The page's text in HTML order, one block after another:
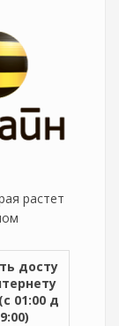
растет
досту
01:00 д